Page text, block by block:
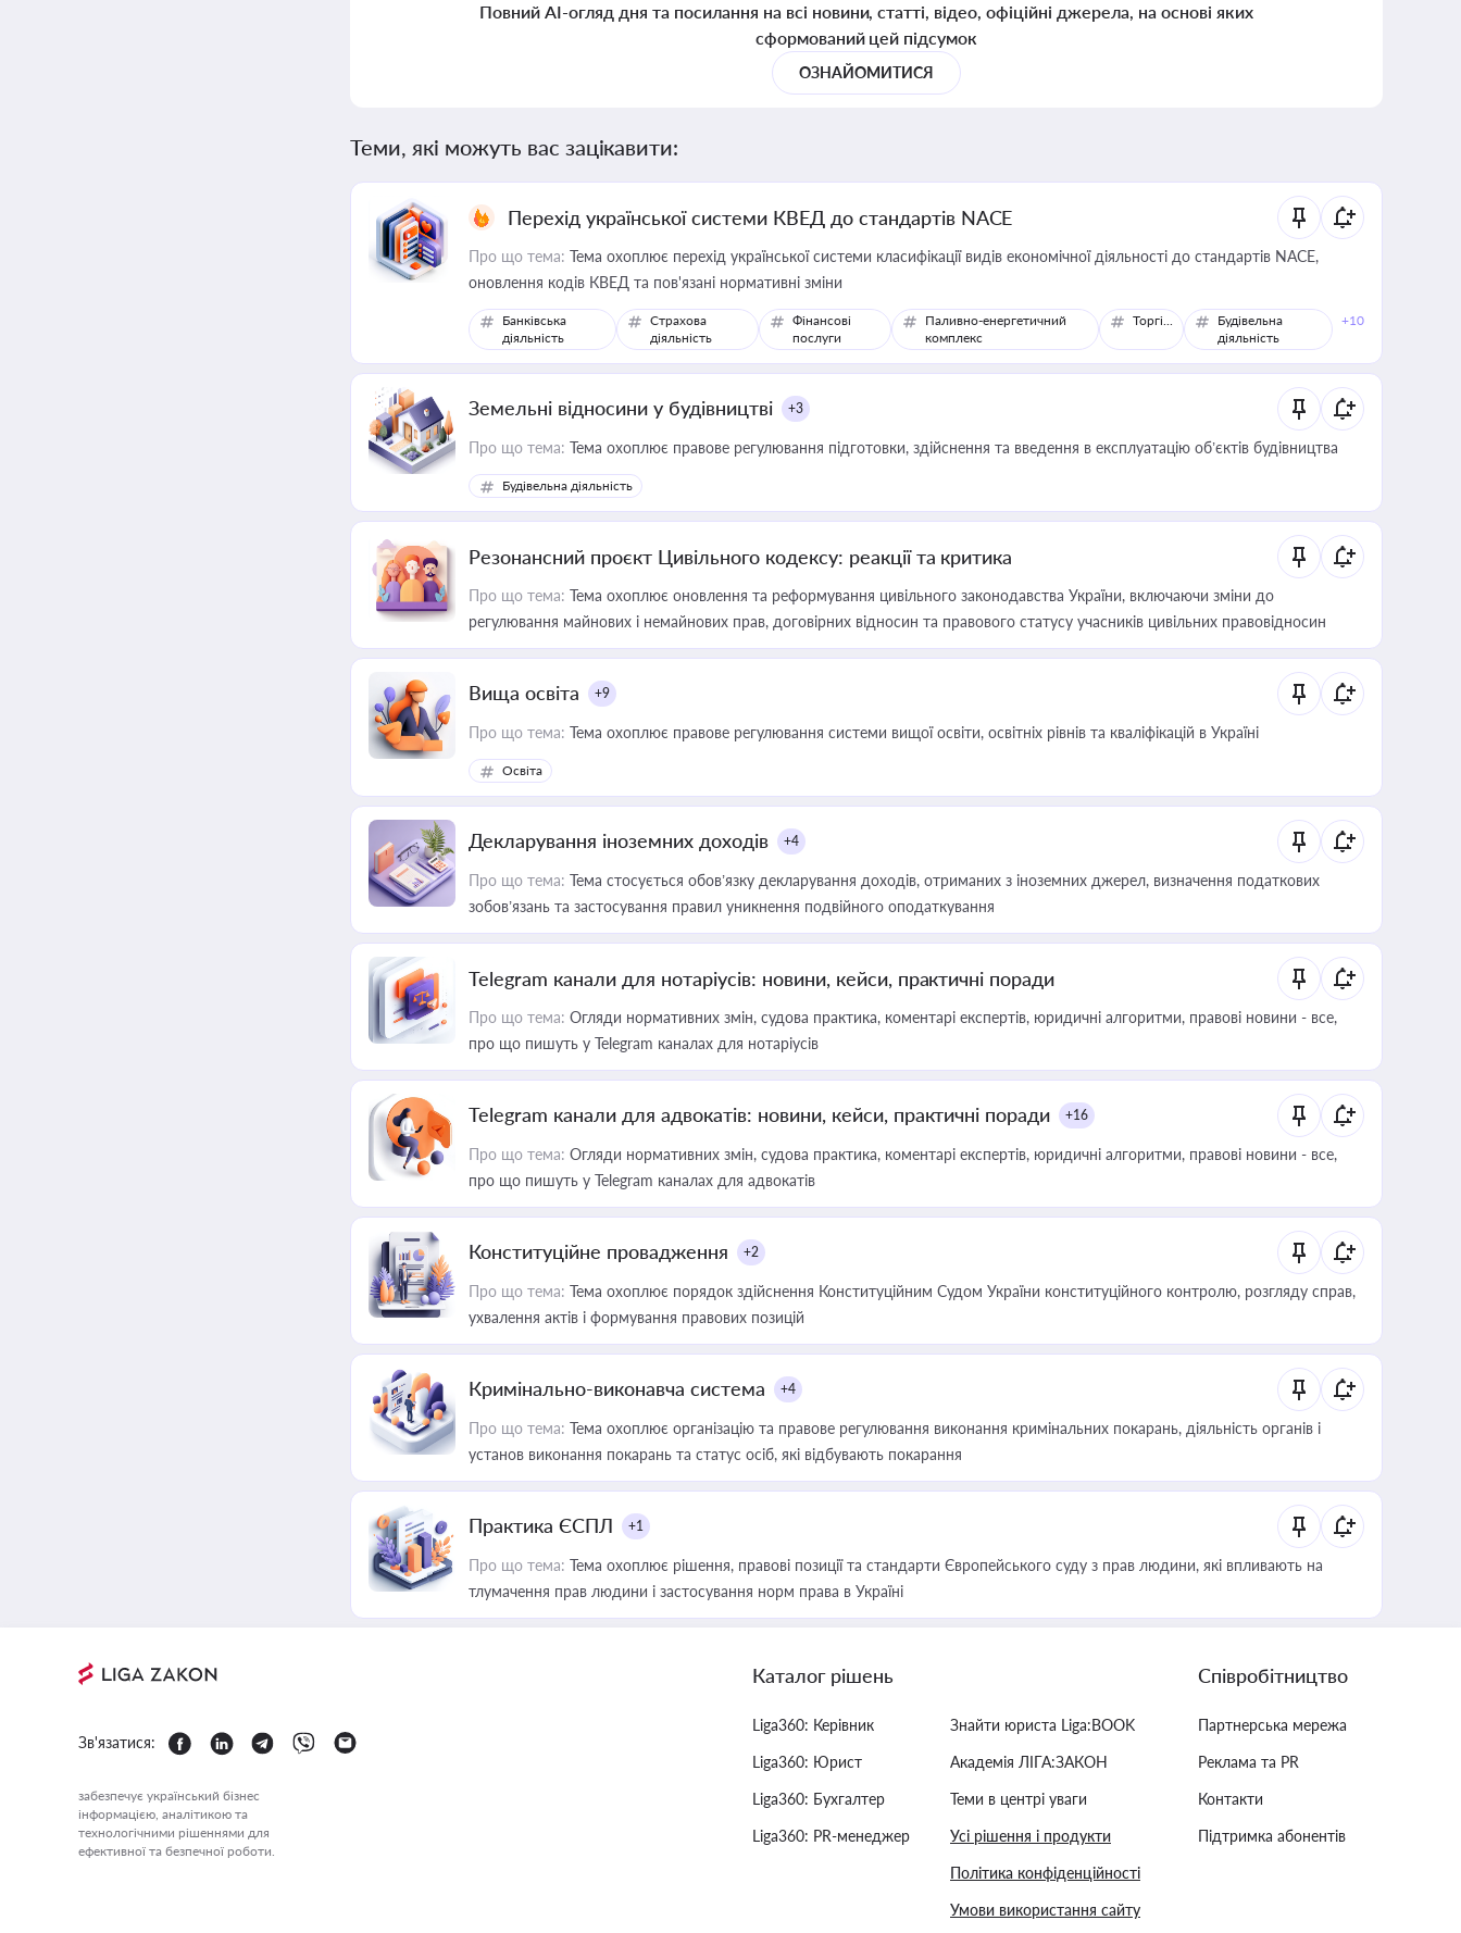
Повний AI-огляд дня та посилання на всі новини, статті, відео, офіційні джерела, на основі яких
сформований цей підсумок
ОЗНАЙОМИТИСЯ
Теми, які можуть вас зацікавити:
Перехід української системи КВЕД до стандартів NACE
Про що тема: Тема охоплює перехід української системи класифікації видів економічної діяльності до стандартів NACE,
оновлення кодів КВЕД та пов'язані нормативні зміни
Банківська
діяльність
Страхова
діяльність
Фінансові
послуги
Паливно-енергетичний
комплекс
Торгівля
Будівельна
діяльність
+10
Земельні відносини у будівництві +3
Про що тема: Тема охоплює правове регулювання підготовки, здійснення та введення в експлуатацію об’єктів будівництва
Будівельна діяльність
Резонансний проєкт Цивільного кодексу: реакції та критика
Про що тема: Тема охоплює оновлення та реформування цивільного законодавства України, включаючи зміни до
регулювання майнових і немайнових прав, договірних відносин та правового статусу учасників цивільних правовідносин
Вища освіта +9
Про що тема: Тема охоплює правове регулювання системи вищої освіти, освітніх рівнів та кваліфікацій в Україні
Освіта
Декларування іноземних доходів +4
Про що тема: Тема стосується обов’язку декларування доходів, отриманих з іноземних джерел, визначення податкових
зобов’язань та застосування правил уникнення подвійного оподаткування
Telegram канали для нотаріусів: новини, кейси, практичні поради
Про що тема: Огляди нормативних змін, судова практика, коментарі експертів, юридичні алгоритми, правові новини - все,
про що пишуть у Telegram каналах для нотаріусів
Telegram канали для адвокатів: новини, кейси, практичні поради +16
Про що тема: Огляди нормативних змін, судова практика, коментарі експертів, юридичні алгоритми, правові новини - все,
про що пишуть у Telegram каналах для адвокатів
Конституційне провадження +2
Про що тема: Тема охоплює порядок здійснення Конституційним Судом України конституційного контролю, розгляду справ,
ухвалення актів і формування правових позицій
Кримінально-виконавча система +4
Про що тема: Тема охоплює організацію та правове регулювання виконання кримінальних покарань, діяльність органів і
установ виконання покарань та статус осіб, які відбувають покарання
Практика ЄСПЛ +1
Про що тема: Тема охоплює рішення, правові позиції та стандарти Європейського суду з прав людини, які впливають на
тлумачення прав людини і застосування норм права в Україні
Зв'язатися:
забезпечує український бізнес
інформацією, аналітикою та
технологічними рішеннями для
ефективної та безпечної роботи.
Каталог рішень
Liga360: Керівник
Liga360: Юрист
Liga360: Бухгалтер
Liga360: PR-менеджер
Знайти юриста Liga:BOOK
Академія ЛІГА:ЗАКОН
Теми в центрі уваги
Усі рішення і продукти
Політика конфіденційності
Умови використання сайту
Співробітництво
Партнерська мережа
Реклама та PR
Контакти
Підтримка абонентів